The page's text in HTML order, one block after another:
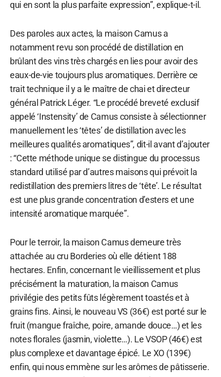
qui en sont la plus parfaite expression”, explique-t-il.
Des paroles aux actes, la maison Camus a
notamment revu son procédé de distillation en
brûlant des vins très chargés en lies pour avoir des
eaux-de-vie toujours plus aromatiques. Derrière ce
trait technique il y a le maître de chai et directeur
général Patrick Léger. “Le procédé breveté exclusif
appelé ‘Instensity’ de Camus consiste à sélectionner
manuellement les ‘têtes’ de distillation avec les
meilleures qualités aromatiques”, dit-il avant d’ajouter
: “Cette méthode unique se distingue du processus
standard utilisé par d’autres maisons qui prévoit la
redistillation des premiers litres de ‘tête’. Le résultat
est une plus grande concentration d’esters et une
intensité aromatique marquée”.
Pour le terroir, la maison Camus demeure très
attachée au cru Borderies où elle détient 188
hectares. Enfin, concernant le vieillissement et plus
précisément la maturation, la maison Camus
privilégie des petits fûts légèrement toastés et à
grains fins. Ainsi, le nouveau VS (36€) est porté sur le
fruit (mangue fraîche, poire, amande douce…) et les
notes florales (jasmin, violette…). Le VSOP (46€) est
plus complexe et davantage épicé. Le XO (139€)
enfin, qui nous emmène sur les arômes de pâtisserie.